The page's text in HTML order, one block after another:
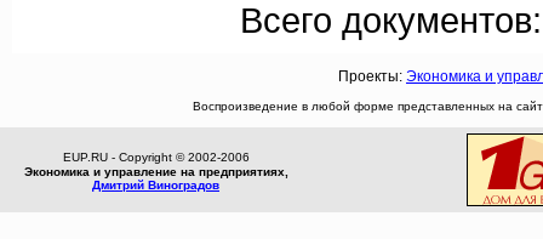
Всего
Проекты: Экономика и
Воспроизведение в любой форме представленных на
EUP.RU - Copyright © 2002-2006
Экономика и управление на предприятиях,
Дмитрий Виноградов